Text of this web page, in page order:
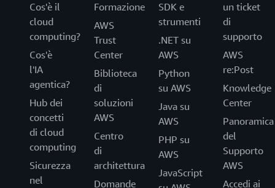
Cos'è il
cloud
computing?
Cos'è
l'IA
agentica?
Hub dei
concetti
di cloud
computing
Sicurezza
nel
Formazione
AWS
Trust
Center
Biblioteca
di
soluzioni
AWS
Centro
di
architettura
Domande
SDK e
strumenti
.NET su
AWS
Python
su AWS
Java su
AWS
PHP su
AWS
JavaScript
un ticket
di
supporto
AWS
re:Post
Knowledge
Center
Panoramica
del
Supporto
AWS
Accedi ai